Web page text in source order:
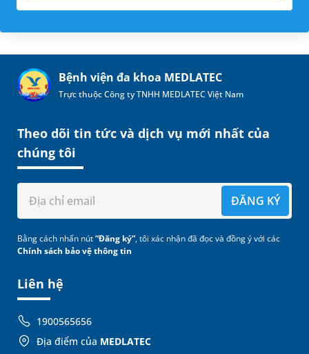
Bệnh viện đa khoa MEDLATEC
Trực thuộc Công ty TNHH MEDLATEC Việt Nam
Liên hệ
1900565656
Địa điểm của MEDLATEC
Theo dõi tin tức và dịch vụ mới nhất của
chúng tôi
ĐĂNG KÝ
Bằng cách nhấn nút“Đăng ký”, tôi xác nhận đã đọc và đồng ý với các
Chính sách bảo vệ thông tin